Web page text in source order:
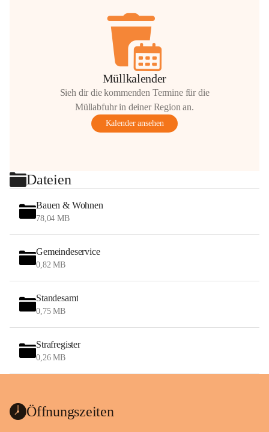
Müllkalender
Sieh dir die kommenden Termine für die
Müllabfuhr in deiner Region an.
Kalender ansehen
Dateien
Bauen & Wohnen
78,04 MB
Gemeindeservice
0,82 MB
Standesamt
0,75 MB
Strafregister
0,26 MB
Öffnungszeiten